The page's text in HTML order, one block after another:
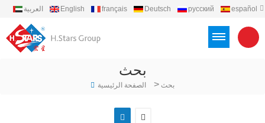
العربية English français Deutsch русский
español
بحث
الصفحة الرئيسية > بحث